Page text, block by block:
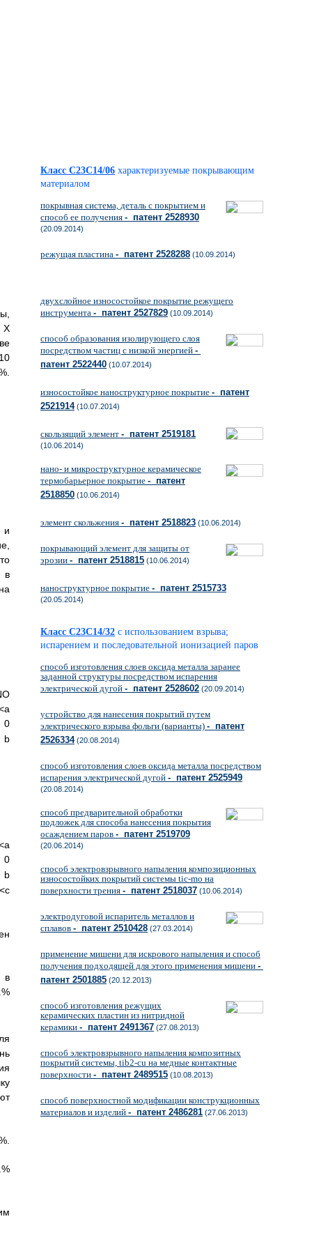
Х
и
в
в
Класс C23C14/06 характеризуемые покрывающим
материалом
покрывная система, деталь с покрытием и
способ ее получения - патент 2528930
(20.09.2014)
режущая пластина - патент 2528288 (10.09.2014)
двухслойное износостойкое покрытие режущего
инструмента - патент 2527829 (10.09.2014)
способ образования изолирующего слоя
посредством частиц с низкой энергией -
патент 2522440 (10.07.2014)
износостойкое наноструктурное покрытие - патент
2521914(10.07.2014)
скользящий элемент - патент 2519181
(10.06.2014)
нано- и микроструктурное керамическое
термобарьерное покрытие - патент
2518850 (10.06.2014)
элемент скольжения - патент 2518823 (10.06.2014)
покрывающий элемент для защиты от
эрозии - патент 2518815 (10.06.2014)
наноструктурное покрытие - патент 2515733
(20.05.2014)
Класс C23C14/32 с использованием взрыва;
испарением и последовательной ионизацией паров
способ изготовления слоев оксида металла заранее
заданной структуры посредством испарения
электрической дугой - патент 2528602 (20.09.2014)
устройство для нанесения покрытий путем
электрического взрыва фольги (варианты) - патент
2526334(20.08.2014)
способ изготовления слоев оксида металла посредством
испарения электрической дугой - патент 2525949
(20.08.2014)
способ предварительной обработки
подложек для способа нанесения покрытия
осаждением паров - патент 2519709
(20.06.2014)
способ электровзрывного напыления композиционных
износостойких покрытий системы tic-mo на
поверхности трения - патент 2518037 (10.06.2014)
электродуговой испаритель металлов и
сплавов - патент 2510428 (27.03.2014)
применение мишени для искрового напыления и способ
получения подходящей для этого применения мишени -
патент 2501885 (20.12.2013)
способ изготовления режущих
керамических пластин из нитридной
керамики - патент 2491367 (27.08.2013)
способ электровзрывного напыления композитных
покрытий системы, tib2-cu на медные контактные
поверхности - патент 2489515 (10.08.2013)
способ поверхностной модификации конструкционных
материалов и изделий - патент 2486281 (27.06.2013)